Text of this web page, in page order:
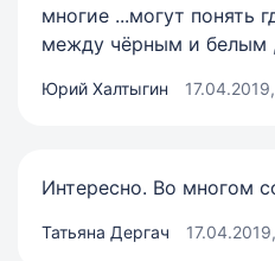
многие ...могут понять
между чёрным и белым
Юрий Халтыгин
Интересно. Во многом
Татьяна Дергач